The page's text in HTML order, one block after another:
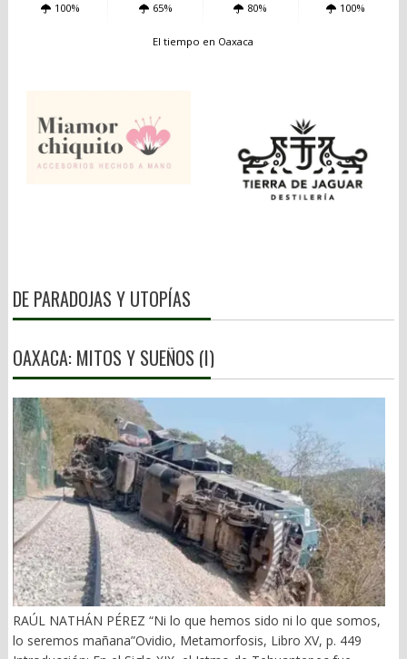
100% 65% 80% 100%
El tiempo en Oaxaca
DE PARADOJAS Y UTOPÍAS
OAXACA: MITOS Y SUEÑOS (I)
RAÚL NATHÁN PÉREZ “Ni lo que hemos sido ni lo que somos,
lo seremos mañana”Ovidio, Metamorfosis, Libro XV, p. 449